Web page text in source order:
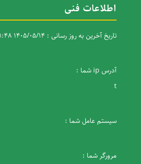
اطلاعات فنی
تاریخ آخرین به روز رسانی : 1405/05/14 11:48
آدرس ip شما :
t
سیستم عامل شما :
مرورگر شما :